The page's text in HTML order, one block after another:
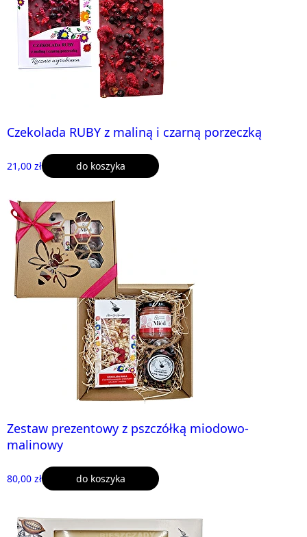
Czekolada RUBY z maliną i czarną porzeczką
21,00 zł do koszyka
Zestaw prezentowy z pszczółką miodowo-
malinowy
80,00 zł do koszyka